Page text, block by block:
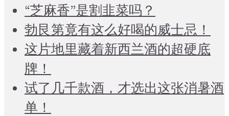
“芝麻香”是割韭菜吗？
勃艮第竟有这么好喝的威士忌！
这片地里藏着新西兰酒的超硬底
牌！
试了几千款酒，才选出这张消暑酒
单！